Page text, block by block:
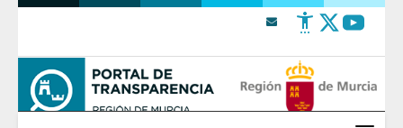
Saltar al contenido